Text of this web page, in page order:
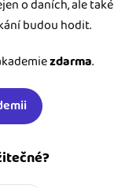
o daních, ale také
budou hodit.
zdarma.